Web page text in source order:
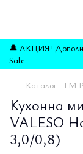
🔔 АКЦИЯ !
Sale
Каталог ТМ
Кухонна
VALESO
3,0/0,8)